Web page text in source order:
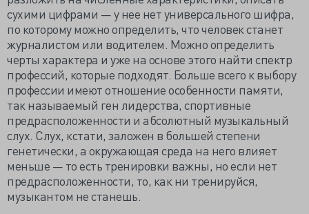
сухими цифрами — у нее нет универсального шифра,
по которому можно определить, что человек станет
журналистом или водителем. Можно определить
черты характера и уже на основе этого найти спектр
профессий, которые подходят. Больше всего к выбору
профессии имеют отношение особенности памяти,
так называемый ген лидерства, спортивные
предрасположенности и абсолютный музыкальный
слух. Слух, кстати, заложен в большей степени
генетически, а окружающая среда на него влияет
меньше — то есть тренировки важны, но если нет
предрасположенности, то, как ни тренируйся,
музыкантом не станешь.